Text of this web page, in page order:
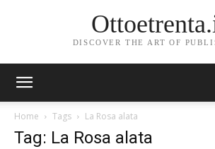
DISCOVER THE ART OF
Home Tags La Rosa alata
Tag: La Rosa alata